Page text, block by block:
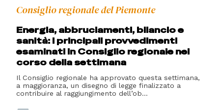
Consiglio regionale del Piemonte
Energia, abbruciamenti, bilancio e
sanità: i principali provvedimenti
esaminati in Consiglio regionale nel
corso della settimana
Il Consiglio regionale ha approvato questa settimana,
a maggioranza, un disegno di legge finalizzato a
contribuire al raggiungimento dell’ob...